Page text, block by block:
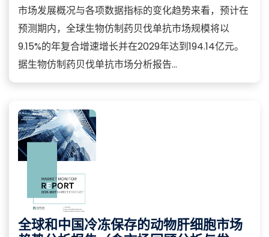
市场发展概况与各项数据指标的变化趋势来看，预计在
预测期内，全球生物仿制药贝伐单抗市场规模将以
9.15%的年复合增速增长并在2029年达到194.14亿元。
据生物仿制药贝伐单抗市场分析报告...
全球和中国冷冻保存的动物肝细胞市场